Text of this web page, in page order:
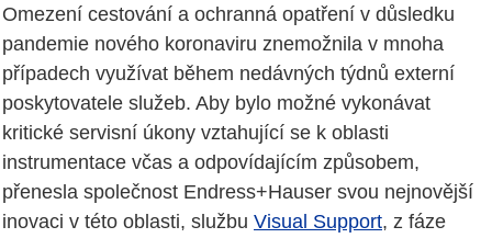
Omezení cestování a ochranná opatření v důsledku
pandemie nového koronaviru znemožnila v mnoha
případech využívat během nedávných týdnů externí
poskytovatele služeb. Aby bylo možné vykonávat
kritické servisní úkony vztahující se k oblasti
instrumentace včas a odpovídajícím způsobem,
přenesla společnost Endress+Hauser svou nejnovější
inovaci v této oblasti, službu Visual Support, z fáze